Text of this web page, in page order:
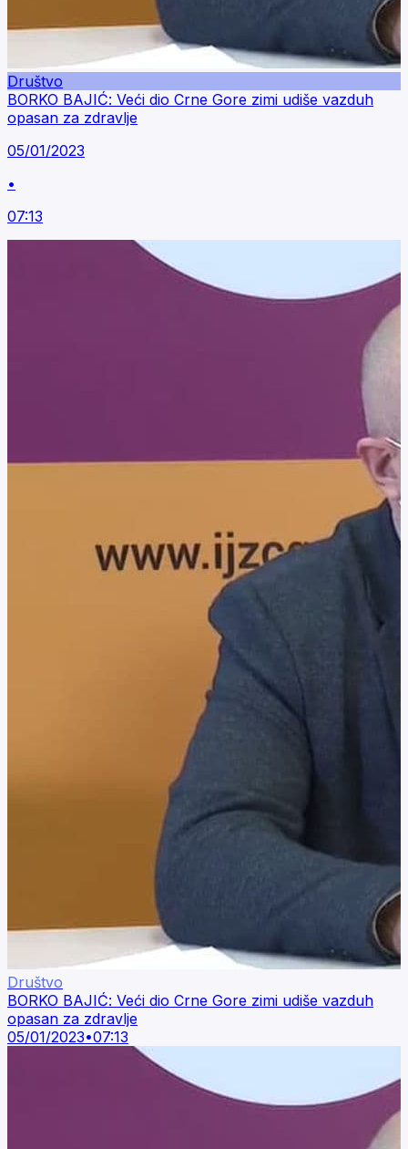
Društvo
BORKO BAJIĆ: Veći dio Crne Gore zimi udiše vazduh
opasan za zdravlje
05/01/2023
•
07:13
Društvo
BORKO BAJIĆ: Veći dio Crne Gore zimi udiše vazduh
opasan za zdravlje
05/01/2023•07:13